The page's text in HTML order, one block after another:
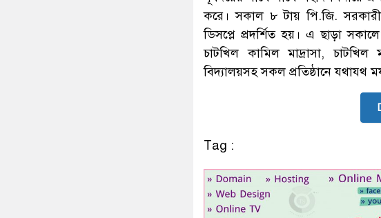
করে। সকাল ৮ টায় পি.জি.
ডিসপ্লে প্রদর্শিত হয়। এ ছাড়া
চাটখিল কামিল মাদ্রাসা,
বিদ্যালয়সহ সকল প্রতিষ্ঠানে যথাযথ
Tag :